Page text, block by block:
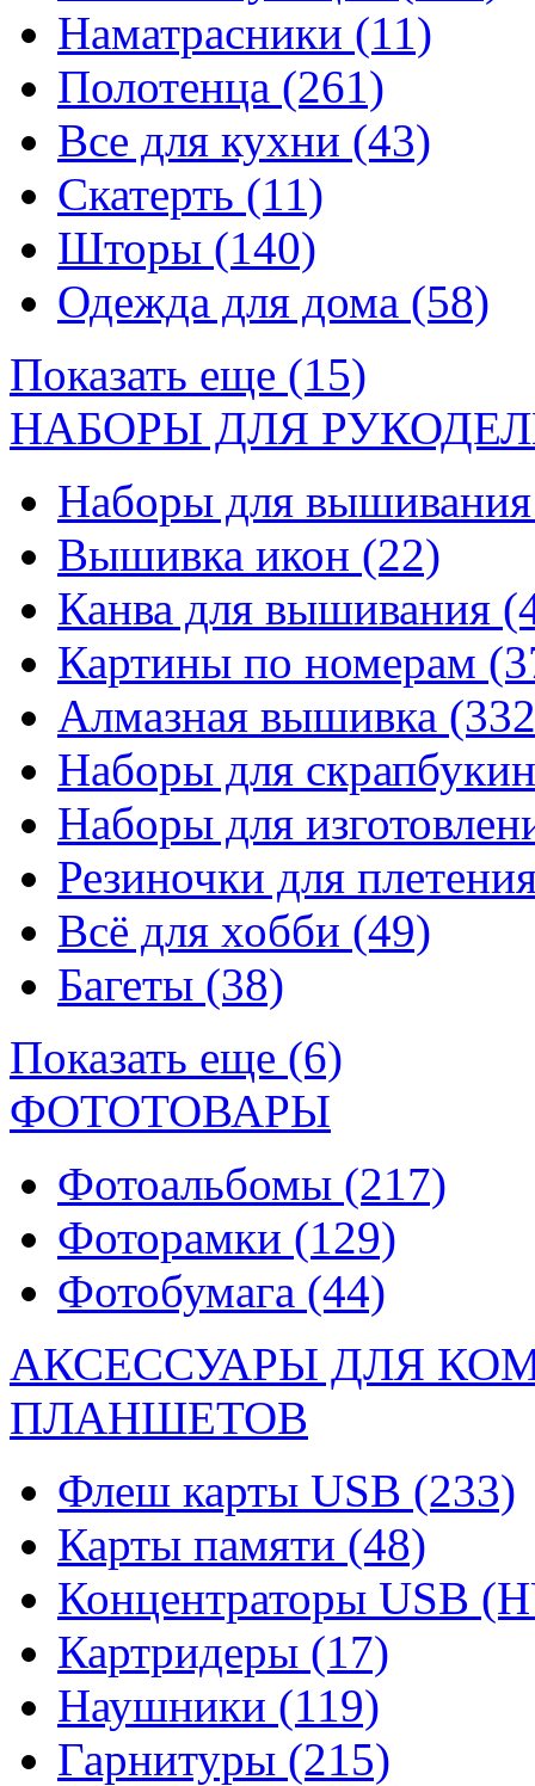
Наматрасники (11)
Полотенца (261)
Все для кухни (43)
Скатерть (11)
Шторы (140)
Одежда для дома (58)
Показать еще (15)
НАБОРЫ ДЛЯ
Наборы для
Вышивка икон (22)
Канва для вышивания
Картины по номерам
Алмазная вышивка
Наборы для
Наборы для
Резиночки для
Всё для хобби (49)
Багеты (38)
Показать еще (6)
ФОТОТОВАРЫ
Фотоальбомы (217)
Фоторамки (129)
Фотобумага (44)
АКСЕССУАРЫ ДЛЯ
ПЛАНШЕТОВ
Флеш карты USB (233)
Карты памяти (48)
Концентраторы USB
Картридеры (17)
Наушники (119)
Гарнитуры (215)